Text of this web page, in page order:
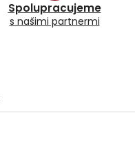
Spolupracujeme
s našimi partnermi